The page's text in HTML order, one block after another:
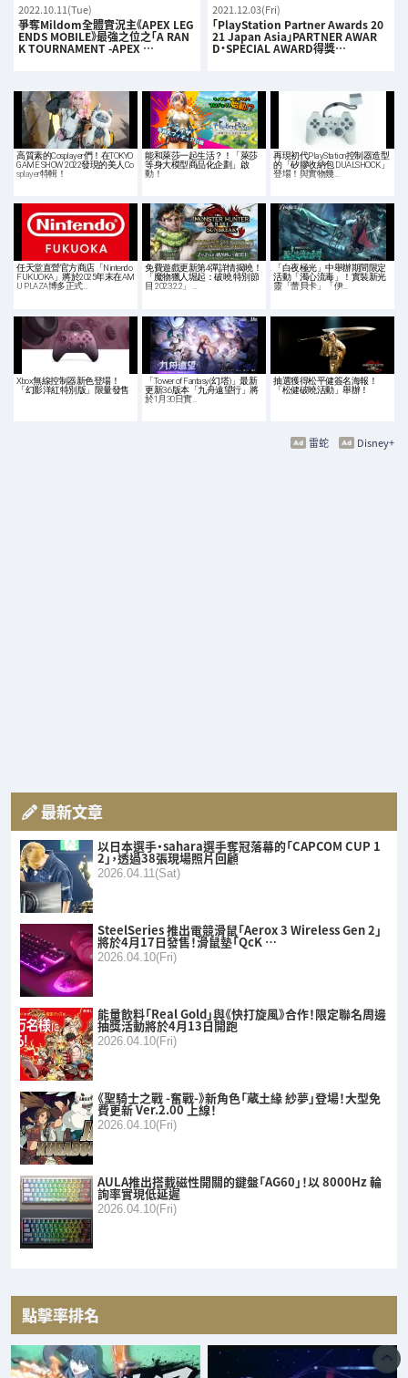
2022.10.11(Tue)
爭奪Mildom全體實況主《APEX LEG
ENDS MOBILE》最強之位之「A RAN
K TOURNAMENT -APEX …
2021.12.03(Fri)
「PlayStation Partner Awards 20
21 Japan Asia」PARTNER AWAR
D・SPECIAL AWARD得獎…
高質素的Cosplayer們！在TOKYO
GAME SHOW 2022發現的美人Co
splayer特輯！
能和萊莎一起生活？！「萊莎
等身大模型商品化企劃」啟
動！
再現初代PlayStation控制器造型
的「矽膠收納包 DUALSHOCK」
登場！與實物幾…
任天堂直營官方商店「Nintendo
FUKUOKA」將於2025年末在AM
U PLAZA博多正式…
免費遊戲更新第4彈詳情揭曉！
「魔物獵人堀起：破曉 特別節
目 2023.2.2」 …
「白夜極光」中舉辦期間限定
活動「濁心流毒」！實裝新光
靈「蕾貝卡」「伊…
Xbox無線控制器新色登場！
「幻影洋紅特別版」限量發售
「Tower of Fantasy(幻塔)」最新
更新3.6版本「九舟遠望行」將
於1月30日實…
抽選獲得松平健簽名海報！
「松健破曉活動」舉辦！
Disney+
雷蛇
最新文章
以日本選手・sahara選手奪冠落幕的「CAPCOM CUP 1
2」，透過38張現場照片回顧
2026.04.11(Sat)
SteelSeries 推出電競滑鼠「Aerox 3 Wireless Gen 2」
將於4月17日發售！滑鼠墊「QcK …
2026.04.10(Fri)
能量飲料「Real Gold」與《快打旋風》合作！限定聯名周邊
抽獎活動將於4月13日開跑
2026.04.10(Fri)
《聖騎士之戰 -奮戰-》新角色「蔵土緣 紗夢」登場！大型免
費更新 Ver.2.00 上線！
2026.04.10(Fri)
AULA推出搭載磁性開關的鍵盤「AG60」！以 8000Hz 輪
詢率實現低延遲
2026.04.10(Fri)
點擊率排名